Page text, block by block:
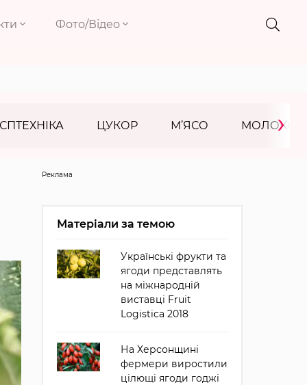
Фото/Відео
ЦУКОР М’ЯСО МОЛОКО
›
Реклама
Матеріали за темою
Українські фрукти та
ягоди представлять
на міжнародній
виставці Fruit
Logistica 2018
На Херсонщині
фермери виростили
цілющі ягоди годжі